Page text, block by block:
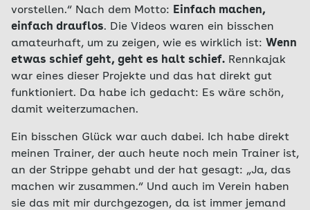
vorstellen.“ Nach dem Motto: Einfach machen,
einfach drauflos. Die Videos waren ein bisschen
amateurhaft, um zu zeigen, wie es wirklich ist: Wenn
etwas schief geht, geht es halt schief. Rennkajak
war eines dieser Projekte und das hat direkt gut
funktioniert. Da habe ich gedacht: Es wäre schön,
damit weiterzumachen.
Ein bisschen Glück war auch dabei. Ich habe direkt
meinen Trainer, der auch heute noch mein Trainer ist,
an der Strippe gehabt und der hat gesagt: „Ja, das
machen wir zusammen.“ Und auch im Verein haben
sie das mit mir durchgezogen, da ist immer jemand